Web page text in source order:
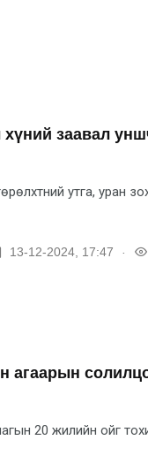
заавал
утга, уран
13-12-2024, 17:47
агаарын
20 жилийн ойг